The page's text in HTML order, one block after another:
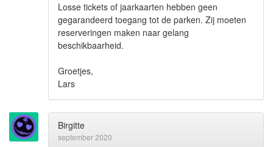
Losse tickets of jaarkaarten hebben geen
gegarandeerd toegang tot de parken. Zij moeten
reserveringen maken naar gelang
beschikbaarheid.
Groetjes,
Lars
Birgitte
september 2020